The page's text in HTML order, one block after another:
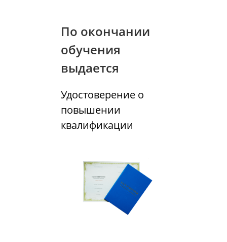
По окончании
обучения
выдается
Удостоверение о
повышении
квалификации